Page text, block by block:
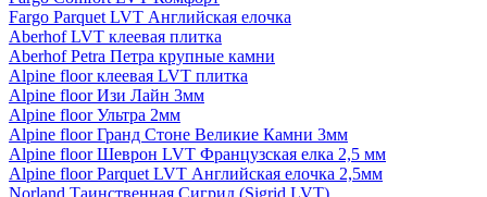
Fargo Parquet LVT Английская елочка
Aberhof LVT клеевая плитка
Aberhof Petra Петра крупные камни
Alpine floor клеевая LVT плитка
Alpine floor Изи Лайн 3мм
Alpine floor Ультра 2мм
Alpine floor Гранд Стоне Великие Камни 3мм
Alpine floor Шеврон LVT Французская елка 2,5 мм
Alpine floor Parquet LVT Английская елочка 2,5мм
Norland Таинственная Сигрид (Sigrid LVT)